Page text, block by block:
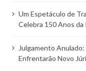
Um Espetáculo de
Celebra 150 Anos da
Julgamento
Enfrentarão Novo Júri